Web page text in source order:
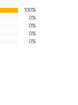
100%
0%
0%
0%
0%